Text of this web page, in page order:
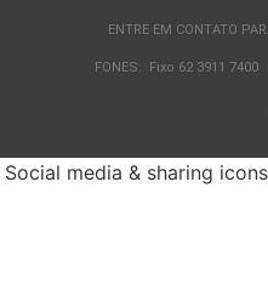
ENTRE EM CONTATO
FONES: Fixo 62 3911
Social media & sharing